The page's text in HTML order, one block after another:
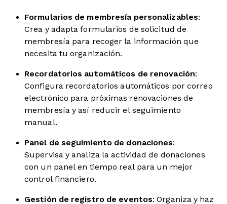
Formularios de membresía personalizables:
Crea y adapta formularios de solicitud de
membresía para recoger la información que
necesita tu organización.
Recordatorios automáticos de renovación:
Configura recordatorios automáticos por correo
electrónico para próximas renovaciones de
membresía y así reducir el seguimiento
manual.
Panel de seguimiento de donaciones:
Supervisa y analiza la actividad de donaciones
con un panel en tiempo real para un mejor
control financiero.
Gestión de registro de eventos: Organiza y haz